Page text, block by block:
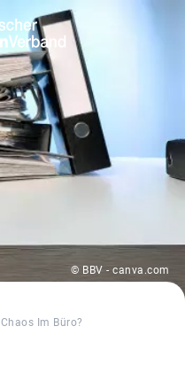
© BBV - canva.com
Chaos Im Büro?